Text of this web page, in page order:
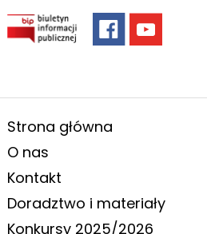
Strona główna
O nas
Kontakt
Doradztwo i materiały
Konkursy 2025/2026